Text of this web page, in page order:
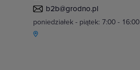
b2b@grodno.pl
poniedziałek - piątek: 7:00 - 16:00